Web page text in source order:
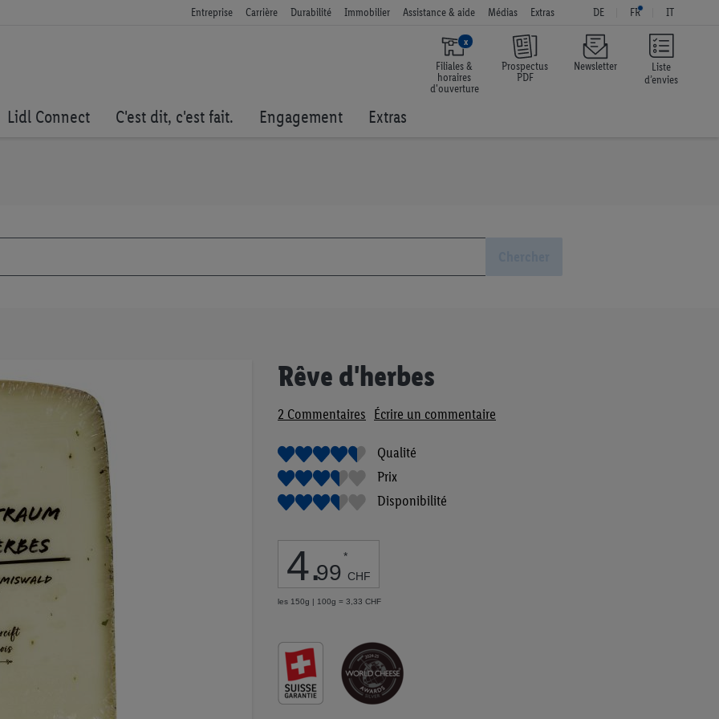
Liste
d’envies
Entreprise Carrière Durabilité Immobilier Assistance & aide Médias Extras DE FR IT
x
Filiales &
horaires
d'ouverture
Prospectus
PDF
Newsletter
Lidl Connect C'est dit, c'est fait. Engagement Extras
Rêve d'herbes
2 Commentaires Écrire un commentaire
Qualité
Prix
Disponibilité
4.99
*
CHF
les 150g | 100g = 3,33 CHF
Passer
Galerie
d’images